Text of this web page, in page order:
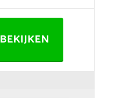
BEKIJKEN